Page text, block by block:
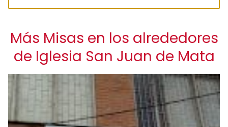
Más Misas en los alrededores
de Iglesia San Juan de Mata